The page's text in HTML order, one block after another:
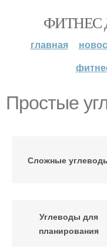
ФИТНЕС
главная
Простые
Сложные
Углеводы для
планирования